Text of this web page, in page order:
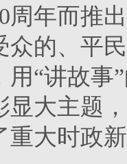
周年而推
众的、平
用“讲故事
显大主题
重大时政